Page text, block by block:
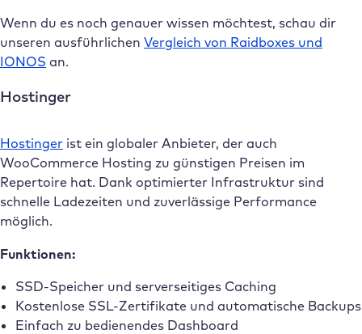
Wenn du es noch genauer wissen möchtest, schau dir
unseren ausführlichen Vergleich von Raidboxes und
IONOS an.
Hostinger
Hostinger ist ein globaler Anbieter, der auch
WooCommerce Hosting zu günstigen Preisen im
Repertoire hat. Dank optimierter Infrastruktur sind
schnelle Ladezeiten und zuverlässige Performance
möglich.
Funktionen:
SSD-Speicher und serverseitiges Caching
Kostenlose SSL-Zertifikate und automatische Backups
Einfach zu bedienendes Dashboard